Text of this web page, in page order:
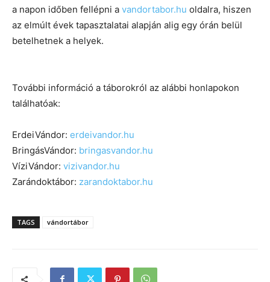
a napon időben fellépni a vandortabor.hu oldalra, hiszen
az elmúlt évek tapasztalatai alapján alig egy órán belül
betelhetnek a helyek.
További információ a táborokról az alábbi honlapokon
találhatóak:
ErdeiVándor: erdeivandor.hu
BringásVándor: bringasvandor.hu
VíziVándor: vizivandor.hu
Zarándoktábor: zarandoktabor.hu
TAGS vándortábor